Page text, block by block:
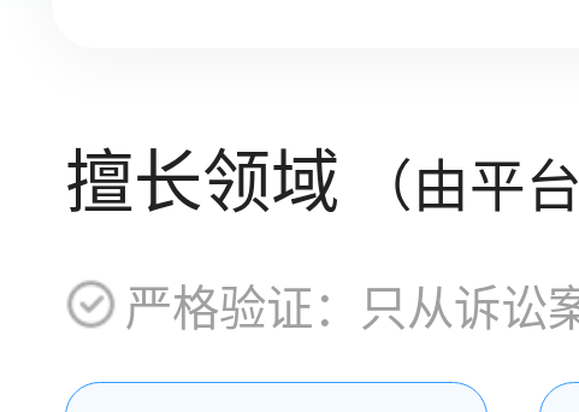
擅长领域 （由平
严格验证：只从诉讼